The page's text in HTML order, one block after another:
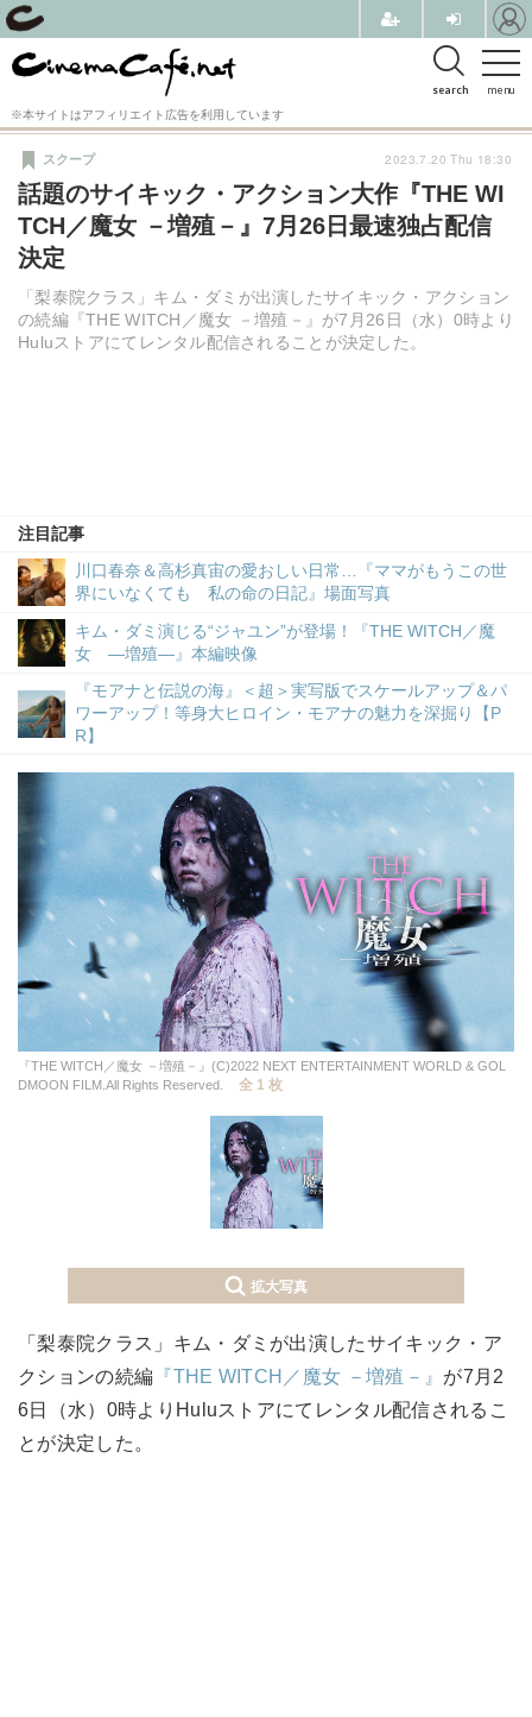
menu
search
※本サイトはアフィリエイト広告を利用しています
話題のサイキック・アクション大作『THE WI
TCH／魔女 －増殖－』7月26日最速独占配信
決定
「梨泰院クラス」キム・ダミが出演したサイキック・アクション
の続編『THE WITCH／魔女 －増殖－』が7月26日（水）0時より
Huluストアにてレンタル配信されることが決定した。
スクープ
注目記事
川口春奈＆高杉真宙の愛おしい日常…『ママがもうこの世
界にいなくても 私の命の日記』場面写真
キム・ダミ演じる“ジャユン”が登場！『THE WITCH／魔
女 ―増殖―』本編映像
『モアナと伝説の海』＜超＞実写版でスケールアップ＆パ
ワーアップ！等身大ヒロイン・モアナの魅力を深掘り【P
R】
2023.7.20 Thu 18:30
『THE WITCH／魔女 －増殖－』(C)2022 NEXT ENTERTAINMENT WORLD & GOL
DMOON FILM.All Rights Reserved.
全 1 枚
拡大写真
「梨泰院クラス」キム・ダミが出演したサイキック・ア
クションの続編 『THE WITCH／魔女 －増殖－』 が7月2
6日（水）0時よりHuluストアにてレンタル配信されるこ
とが決定した。